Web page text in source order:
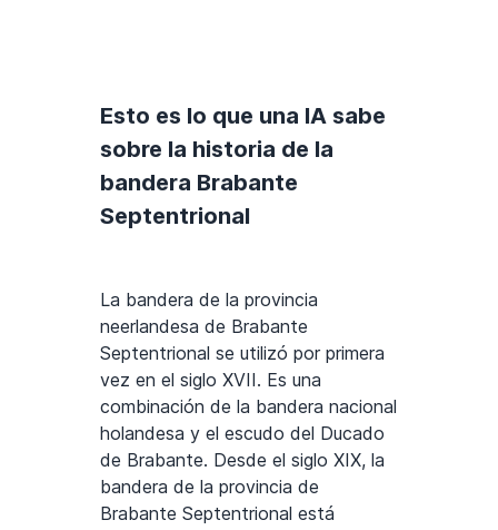
Esto es lo que una IA sabe
sobre la historia de la
bandera Brabante
Septentrional
La bandera de la provincia
neerlandesa de Brabante
Septentrional se utilizó por primera
vez en el siglo XVII. Es una
combinación de la bandera nacional
holandesa y el escudo del Ducado
de Brabante. Desde el siglo XIX, la
bandera de la provincia de
Brabante Septentrional está